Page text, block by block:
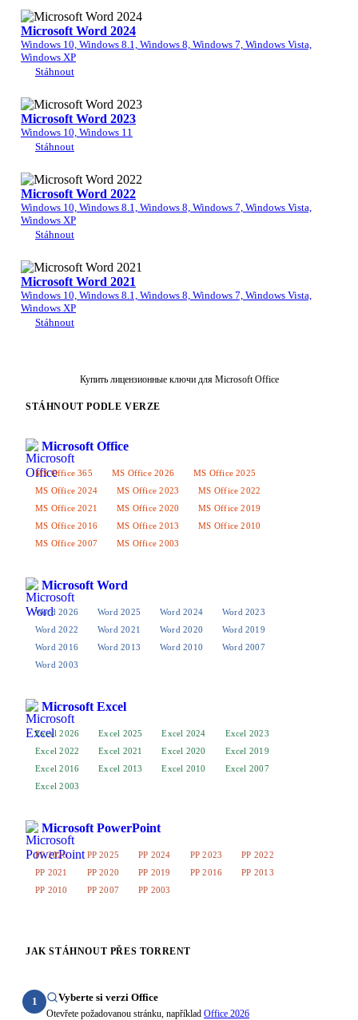
Microsoft Word 2024
Windows 10, Windows 8.1, Windows 8, Windows 7, Windows Vista,
Windows XP
Stáhnout
Microsoft Word 2023
Windows 10, Windows 11
Stáhnout
Microsoft Word 2022
Windows 10, Windows 8.1, Windows 8, Windows 7, Windows Vista,
Windows XP
Stáhnout
Microsoft Word 2021
Windows 10, Windows 8.1, Windows 8, Windows 7, Windows Vista,
Windows XP
Stáhnout
Купить лицензионные ключи для Microsoft Office
STÁHNOUT PODLE VERZE
Microsoft Office
MS Office 365 MS Office 2026
MS Office 2025
MS Office 2024
MS Office 2023
MS Office 2022
MS Office 2021
MS Office 2020
MS Office 2019
MS Office 2016
MS Office 2013
MS Office 2010
MS Office 2007
MS Office 2003
Microsoft Word
Word 2026 Word 2025 Word 2024
Word 2023
Word 2022
Word 2021 Word 2020
Word 2019
Word 2016
Word 2013 Word 2010
Word 2007
Word 2003
Microsoft Excel
Excel 2026 Excel 2025 Excel 2024
Excel 2023
Excel 2022
Excel 2021 Excel 2020
Excel 2019
Excel 2016
Excel 2013 Excel 2010
Excel 2007
Excel 2003
Microsoft PowerPoint
PP 2026 PP 2025 PP 2024 PP 2023
PP 2022
PP 2021
PP 2020 PP 2019 PP 2016
PP 2013
PP 2010
PP 2007 PP 2003
JAK STÁHNOUT PŘES TORRENT
1 Vyberte si verzi Office
Otevřete požadovanou stránku, například Office 2026